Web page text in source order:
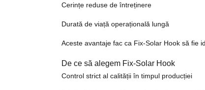
Cerințe reduse de întreținere
Durată de viață operațională lungă
Aceste avantaje fac ca Fix-Solar Hook să fie
De ce să alegem Fix-Solar Hook
Control strict al calității în timpul producției